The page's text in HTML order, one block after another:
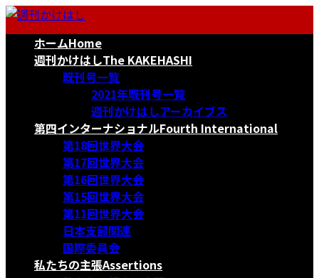
コ
ナ
ホームHome
週刊かけはしThe KAKEHASHI
既刊号一覧
2021年既刊号一覧
週刊かけはしアーカイブス
第四インターナショナルFourth International
第18回世界大会
第17回世界大会
第16回世界大会
第15回世界大会
第11回世界大会
日本支部関連
国際委員会
私たちの主張Assertions